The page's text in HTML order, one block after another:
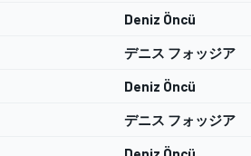
Deniz Öncü
デニス フォッジア
Deniz Öncü
デニス フォッジア